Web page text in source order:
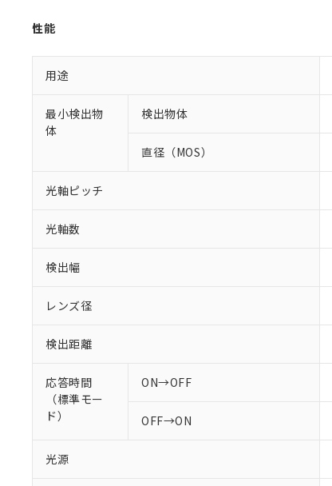
性能
用途
最小検出物
体
検出物体
直径（MOS）
光軸ピッチ
光軸数
検出幅
レンズ径
検出距離
応答時間
（標準モー
ド）
ON→OFF
OFF→ON
光源